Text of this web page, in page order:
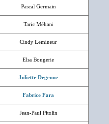
Pascal Germain
Taric Méhani
Cindy Lemineur
Elsa Bougerie
Juliette Degenne
Fabrice Fara
Jean-Paul Pitolin